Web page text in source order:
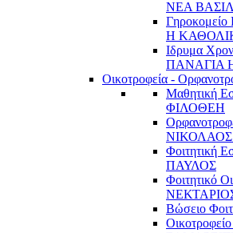
ΝΕΑ
Η
Ιδρυμα
ΠΑΝΑΓΙΑ
Οικοτροφεία -
Μαθητική
ΦΙΛΟΘΕΗ
ΝΙΚΟΛΑΟΣ
Φοιτητική
ΠΑΥΛΟΣ
Φοιτητικό
Βώσειο